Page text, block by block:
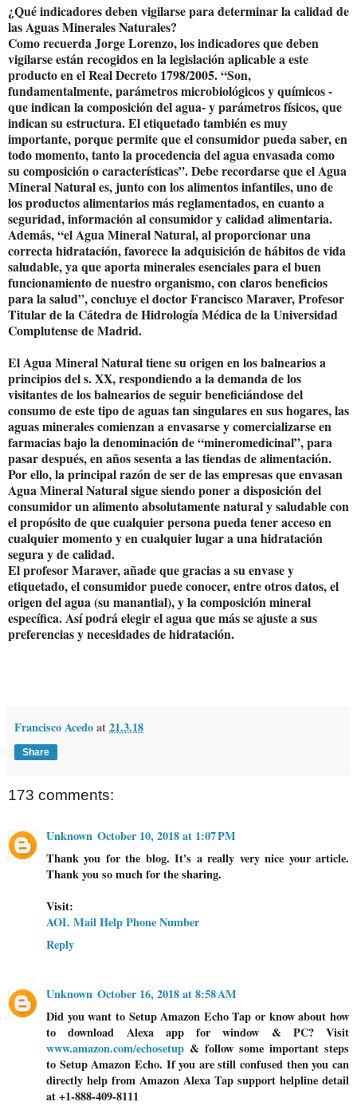
¿Qué indicadores deben vigilarse para determinar la calidad de
las Aguas Minerales Naturales?
Como recuerda Jorge Lorenzo, los indicadores que deben
vigilarse están recogidos en la legislación aplicable a este
producto en el Real Decreto 1798/2005. “Son,
fundamentalmente, parámetros microbiológicos y químicos -
que indican la composición del agua- y parámetros físicos, que
indican su estructura. El etiquetado también es muy
importante, porque permite que el consumidor pueda saber, en
todo momento, tanto la procedencia del agua envasada como
su composición o características”. Debe recordarse que el Agua
Mineral Natural es, junto con los alimentos infantiles, uno de
los productos alimentarios más reglamentados, en cuanto a
seguridad, información al consumidor y calidad alimentaria.
Además, “el Agua Mineral Natural, al proporcionar una
correcta hidratación, favorece la adquisición de hábitos de vida
saludable, ya que aporta minerales esenciales para el buen
funcionamiento de nuestro organismo, con claros beneficios
para la salud”, concluye el doctor Francisco Maraver, Profesor
Titular de la Cátedra de Hidrología Médica de la Universidad
Complutense de Madrid.
El Agua Mineral Natural tiene su origen en los balnearios a
principios del s. XX, respondiendo a la demanda de los
visitantes de los balnearios de seguir beneficiándose del
consumo de este tipo de aguas tan singulares en sus hogares, las
aguas minerales comienzan a envasarse y comercializarse en
farmacias bajo la denominación de “mineromedicinal”, para
pasar después, en años sesenta a las tiendas de alimentación.
Por ello, la principal razón de ser de las empresas que envasan
Agua Mineral Natural sigue siendo poner a disposición del
consumidor un alimento absolutamente natural y saludable con
el propósito de que cualquier persona pueda tener acceso en
cualquier momento y en cualquier lugar a una hidratación
segura y de calidad.
El profesor Maraver, añade que gracias a su envase y
etiquetado, el consumidor puede conocer, entre otros datos, el
origen del agua (su manantial), y la composición mineral
específica. Así podrá elegir el agua que más se ajuste a sus
preferencias y necesidades de hidratación.
Francisco Acedoat21.3.18
Share
173 comments:
Unknown October 10, 2018 at 1:07 PM
Thank you for the blog. It's a really very nice your article.
Thank you so much for the sharing.
Visit:
AOL Mail Help Phone Number
Reply
Unknown October 16, 2018 at 8:58 AM
Did you want to Setup Amazon Echo Tap or know about how
to download Alexa app for window & PC? Visit
www.amazon.com/echosetup & follow some important steps
to Setup Amazon Echo. If you are still confused then you can
directly help from Amazon Alexa Tap support helpline detail
at +1-888-409-8111